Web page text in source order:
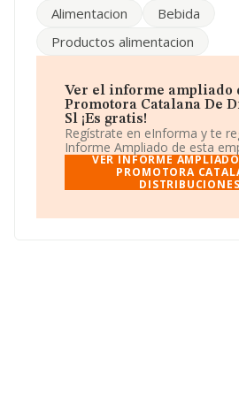
'Transporte de mercancías por
Ha habido un descenso en cuanto
INFORMA, ese número ha estado
media de sector.
Acerca de la información
los distintos rankings: la empresa
puestos en el ranking sectorial,
7.200. Se encuentran mejor
empresas del sector:Transace
algunas de las empresas que
Alimentacion
Bebida
Productos alimentacion
Ver el informe ampliado
Promotora Catalana De
Sl ¡Es gratis!
Regístrate en eInforma y te
Informe Ampliado de esta
VER INFORME
PROMOTORA